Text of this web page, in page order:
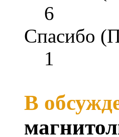
6
Спасибо
1
В